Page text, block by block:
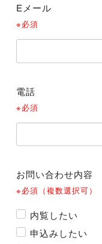
Eメール
※必須
電話
※必須
お問い合わせ内容
※必須（複数選択可）
内覧したい
申込みしたい